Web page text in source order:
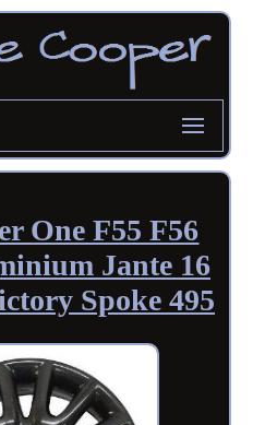
One F55 F56
Jante 16
Spoke 495